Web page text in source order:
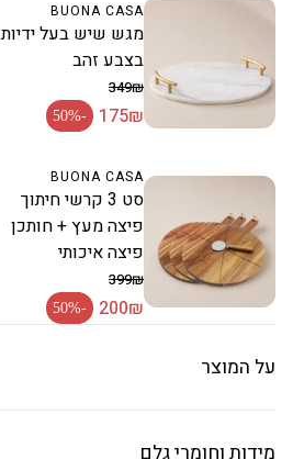
BUONA CASA
מגש שיש בעל ידיות
בצבע זהב
175₪
-50%
מחיר מבצע
מחיר רגיל
349₪
BUONA CASA
סט 3 קרשי חיתוך
פיצה מעץ + חותכן
פיצה איכותי
200₪
-50%
מחיר מבצע
מחיר רגיל
399₪
על המוצר
מידות וחומרי גלם